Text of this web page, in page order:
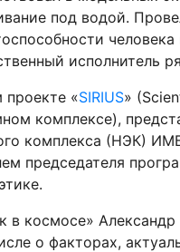
под водой.
исполнитель
«SIRIUS»
комплексе),
комплекса (НЭК)
председателя
в космосе»
о факторах,